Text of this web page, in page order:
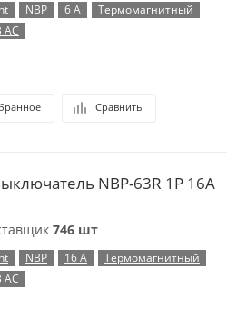
NBP 6 А
Термомагнитный
AC
Сравнить
NBP-63R 1P 16А
746 шт
NBP 16 А
Термомагнитный
AC